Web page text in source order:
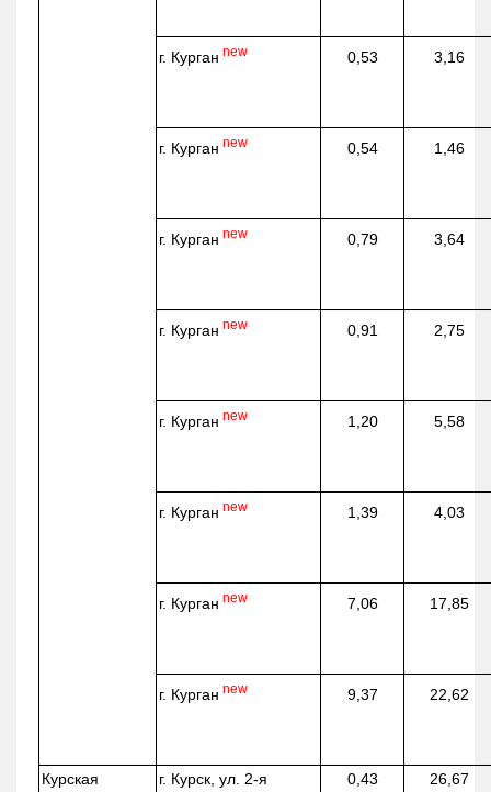
г. Курган new 0,53 3,16
г. Курган new 0,54 1,46
г. Курган new 0,79 3,64
г. Курган new 0,91 2,75
г. Курган new 1,20 5,58
г. Курган new 1,39 4,03
г. Курган new 7,06 17,85
г. Курган new 9,37 22,62
Курская г. Курск, ул. 2-я 0,43 26,67